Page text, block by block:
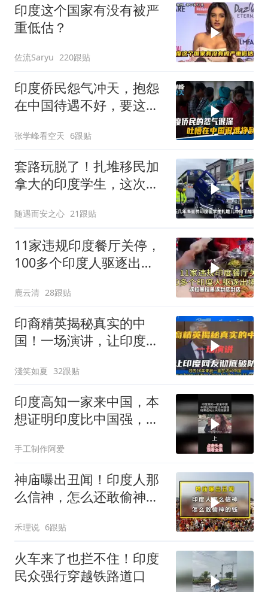
印度这个国家有没有被严
重低估？
佐流Saryu 220跟贴
印度侨民怨气冲天，抱怨
在中国待遇不好，要这样
张学峰看空天 6跟贴
套路玩脱了！扎堆移民加
拿大的印度学生，这次彻
随遇而安之心 21跟贴
11家违规印度餐厅关停，
100多个印度人驱逐出
鹿云清 28跟贴
印裔精英揭秘真实的中
国！一场演讲，让印度网
淺笑如夏 32跟贴
印度高知一家来中国，本
想证明印度比中国强，连
手工制作阿爱
神庙曝出丑闻！印度人那
么信神，怎么还敢偷神的
禾理说 6跟贴
火车来了也拦不住！印度
民众强行穿越铁路道口